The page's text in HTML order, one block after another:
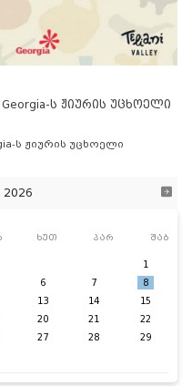
Georgia-ს ჟიურის უცხოელი
ს ჟიურის უცხოელი
ხუთ პარ შაბ
1
6 7
8
13 14
15
20 21
22
27 28
29